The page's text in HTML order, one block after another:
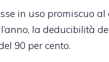
in uso promiscuo
la deducibilità
90 per cento.